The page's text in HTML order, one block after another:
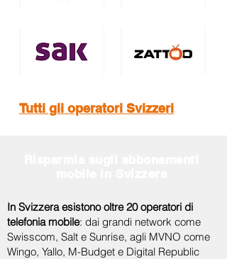
Tutti gli operatori Svizzeri
In Svizzera esistono oltre 20 operatori di
telefonia mobile: dai grandi network come
Swisscom, Salt e Sunrise, agli MVNO come
Wingo, Yallo, M-Budget e Digital Republic